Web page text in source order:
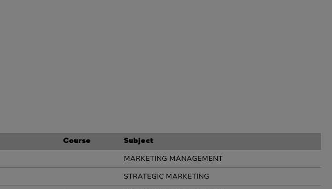
Course Subject
MARKETING MANAGEMENT
STRATEGIC MARKETING